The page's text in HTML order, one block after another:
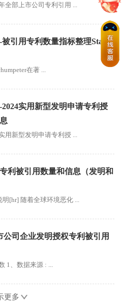
部上市公司专利引用 ...
被引用专利数量指标整理Stata
在著 ...
2024实用新型发明申请专利授
用新型发明申请专利授 ...
利被引用数量和信息（发明和
[hr] 随着全球环境恶化 ...
公司企业发明授权专利被引用
1、数据来源 : ...
更多